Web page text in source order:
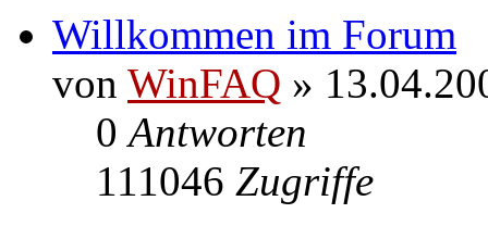
Willkommen im Forum
von WinFAQ »
0Antworten
111046 Zugriffe